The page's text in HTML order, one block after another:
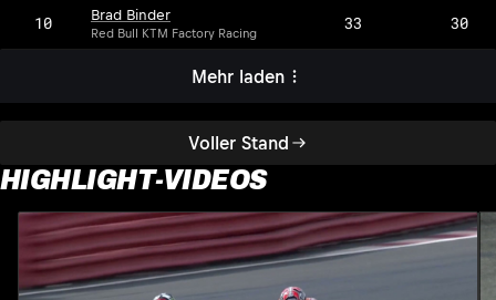
Voller Stand
10 Brad Binder
Red Bull KTM Factory Racing 33 30
Mehr laden
HIGHLIGHT-VIDEOS